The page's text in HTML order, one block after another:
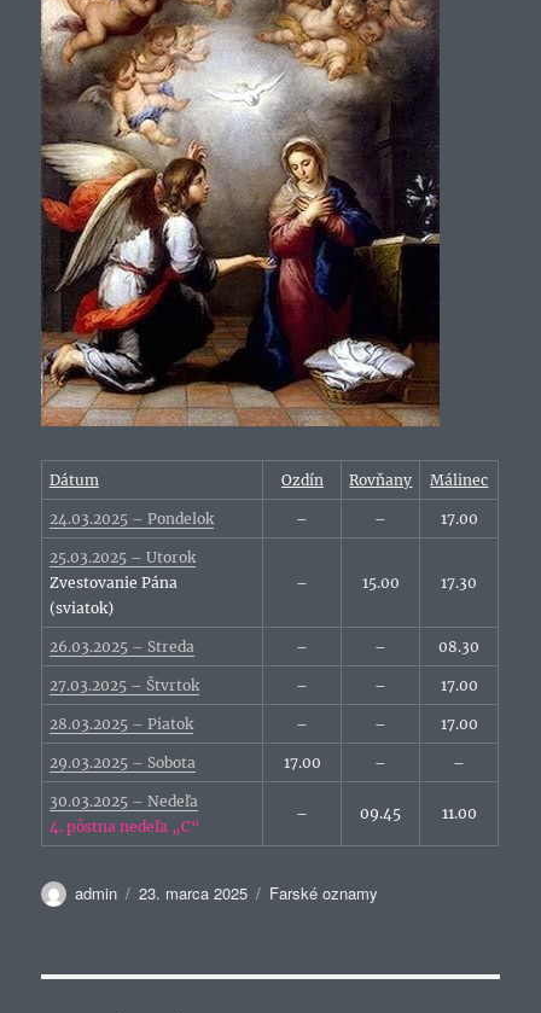
Dátum Ozdín Rovňany Málinec
24.03.2025 – Pondelok – – 17.00
25.03.2025 – Utorok
Zvestovanie Pána
(sviatok)
– 15.00 17.30
26.03.2025 – Streda – – 08.30
27.03.2025 – Štvrtok – – 17.00
28.03.2025 – Piatok – – 17.00
29.03.2025 – Sobota 17.00 – –
30.03.2025 – Nedeľa
4. pôstna nedeľa „C“
– 09.45 11.00
Autor
admin Publikované
23. marca 2025 Kategórie
Farské oznamy